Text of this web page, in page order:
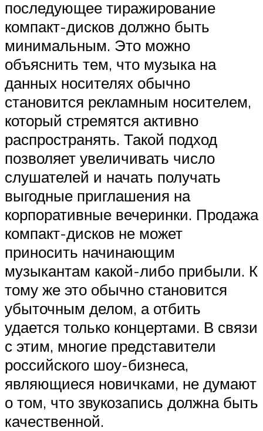
последующее тиражирование
компакт-дисков должно быть
минимальным. Это можно
объяснить тем, что музыка на
данных носителях обычно
становится рекламным носителем,
который стремятся активно
распространять. Такой подход
позволяет увеличивать число
слушателей и начать получать
выгодные приглашения на
корпоративные вечеринки. Продажа
компакт-дисков не может
приносить начинающим
музыкантам какой-либо прибыли. К
тому же это обычно становится
убыточным делом, а отбить
удается только концертами. В связи
с этим, многие представители
российского шоу-бизнеса,
являющиеся новичками, не думают
о том, что звукозапись должна быть
качественной.